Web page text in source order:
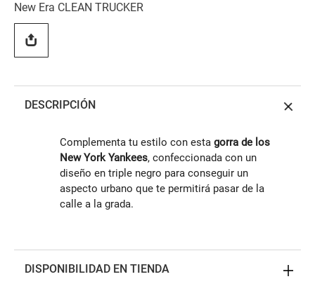
New Era CLEAN TRUCKER
DESCRIPCIÓN
Complementa tu estilo con esta gorra de los
New York Yankees, confeccionada con un
diseño en triple negro para conseguir un
aspecto urbano que te permitirá pasar de la
calle a la grada.
DISPONIBILIDAD EN TIENDA